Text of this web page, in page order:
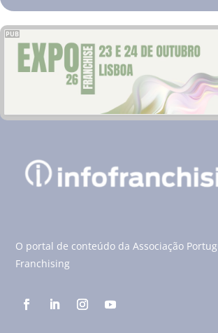
PUB
O portal de conteúdo da Associação
Franchising